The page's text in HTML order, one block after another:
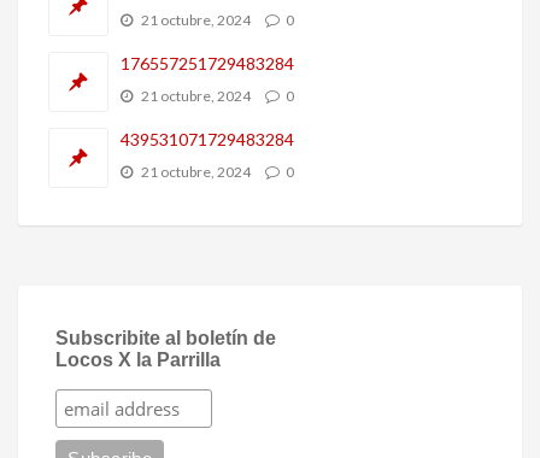
21 octubre, 2024 0
176557251729483284
21 octubre, 2024 0
439531071729483284
21 octubre, 2024 0
Subscribite al boletín de
Locos X la Parrilla